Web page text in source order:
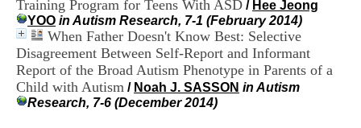
Training Program for Teens With ASD / Hee Jeong
YOO in Autism Research, 7-1 (February 2014)
When Father Doesn't Know Best: Selective
Disagreement Between Self-Report and Informant
Report of the Broad Autism Phenotype in Parents of a
Child with Autism / Noah J. SASSON in Autism
Research, 7-6 (December 2014)
u
C
R
A
R
h
ô